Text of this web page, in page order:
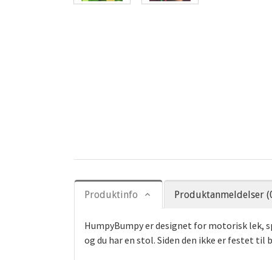
Produktinfo Produktanmeldelser
HumpyBumpy er designet for motorisk lek,
og du har en stol. Siden den ikke er festet